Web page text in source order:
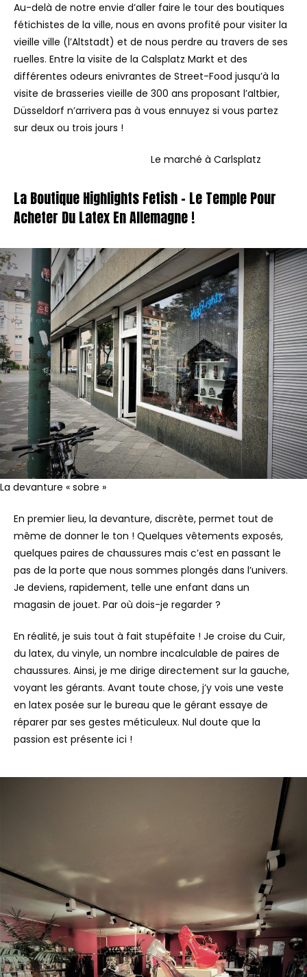
Au-delà de notre envie d’aller faire le tour des boutiques
fétichistes de la ville, nous en avons profité pour visiter la
vieille ville (l’Altstadt) et de nous perdre au travers de ses
ruelles. Entre la visite de la Calsplatz Markt et des
différentes odeurs enivrantes de Street-Food jusqu’à la
visite de brasseries vieille de 300 ans proposant l’altbier,
Düsseldorf n’arrivera pas à vous ennuyez si vous partez
sur deux ou trois jours !
Le marché à Carlsplatz
La Boutique Highlights Fetish – Le Temple Pour
Acheter Du Latex En Allemagne !
La devanture « sobre »
En premier lieu, la devanture, discrète, permet tout de
même de donner le ton ! Quelques vêtements exposés,
quelques paires de chaussures mais c’est en passant le
pas de la porte que nous sommes plongés dans l’univers.
Je deviens, rapidement, telle une enfant dans un
magasin de jouet. Par où dois-je regarder ?
En réalité, je suis tout à fait stupéfaite ! Je croise du Cuir,
du latex, du vinyle, un nombre incalculable de paires de
chaussures. Ainsi, je me dirige directement sur la gauche,
voyant les gérants. Avant toute chose, j’y vois une veste
en latex posée sur le bureau que le gérant essaye de
réparer par ses gestes méticuleux. Nul doute que la
passion est présente ici !